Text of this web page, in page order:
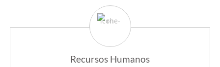
Recursos Humanos